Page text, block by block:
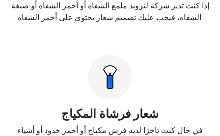
إذا كنت تدير شركة لتزويد ملمع الشفاه أو أحمر الشفاه أو صبغة
الشفاه، فيجب عليك تصميم شعار يحتوي على أحمر الشفاه.
شعار فرشاة المكياج
في حال كنت تاجرًا لديه فرش مكياج أو أحمر خدود أو أشياء